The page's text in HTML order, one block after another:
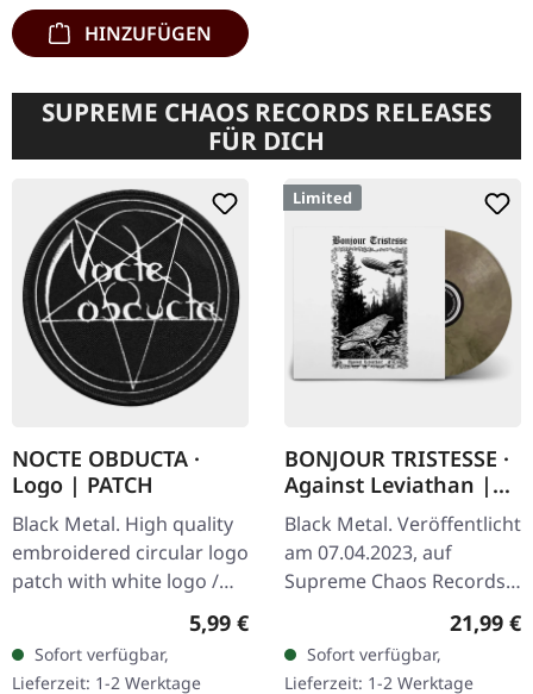
HINZUFÜGEN
SUPREME CHAOS RECORDS RELEASES
FÜR DICH
NOCTE OBDUCTA ·
Logo | PATCH
Black Metal. High quality
embroidered circular logo
patch with white logo /
embroidered edge. Size
ca. 10 cm diameter
Regulärer Preis:
5,99 €
Sofort verfügbar,
Lieferzeit: 1-2 Werktage
Limited
BONJOUR TRISTESSE ·
Against Leviathan |
ECO RECYCLED VINYL
LP
Black Metal. Veröffentlicht
am 07.04.2023, auf
Supreme Chaos Records.
Recycletes Eco-Vinyl mit
Insert, Download-Code,
limitiert auf 200…
21,99 €
Sofort verfügbar,
Lieferzeit: 1-2 Werktage